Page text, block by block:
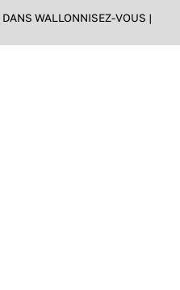
DANS WALLONNISEZ-VOUS |